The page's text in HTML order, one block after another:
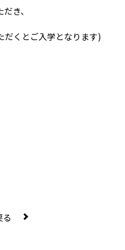
き、
だくとご入学となります)
る